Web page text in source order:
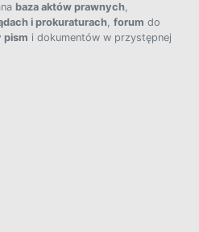
baza aktów prawnych,
i prokuraturach, forum do
pism i dokumentów w przystępnej